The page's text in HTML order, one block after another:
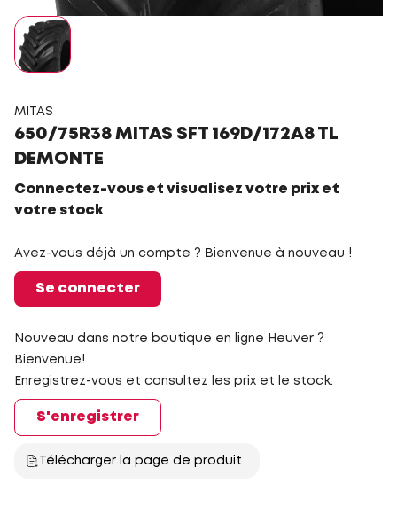
MITAS
650/75R38 MITAS SFT 169D/172A8 TL
DEMONTE
Connectez-vous et visualisez votre prix et
votre stock
Avez-vous déjà un compte ? Bienvenue à nouveau !
Se connecter
Nouveau dans notre boutique en ligne Heuver ?
Bienvenue!
Enregistrez-vous et consultez les prix et le stock.
S'enregistrer
Télécharger la page de produit